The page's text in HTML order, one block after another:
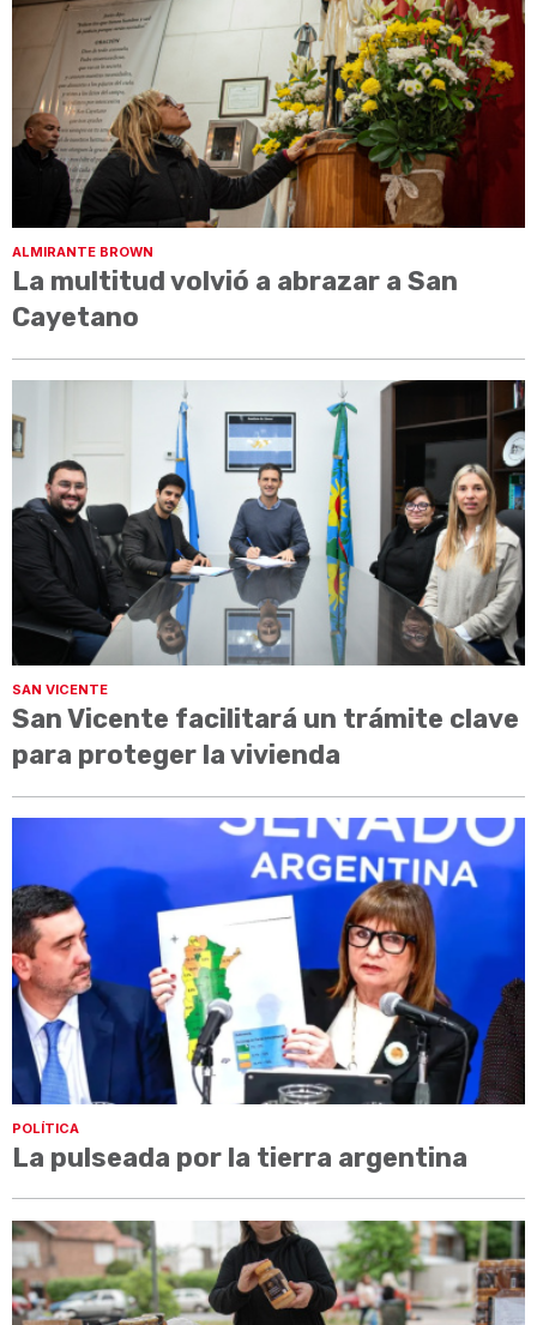
ALMIRANTE BROWN
La multitud volvió a abrazar a San
Cayetano
SAN VICENTE
San Vicente facilitará un trámite clave
para proteger la vivienda
POLÍTICA
La pulseada por la tierra argentina